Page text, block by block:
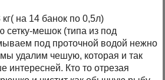
на 14 банок по 0,5л)
сетку-мешок (типа из под
под проточной водой нежно
удалим чешую, которая и так
интересней. Кто то отрезая